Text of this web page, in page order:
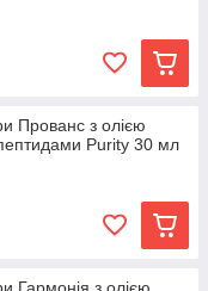
Прованс з олією
Purity 30 мл